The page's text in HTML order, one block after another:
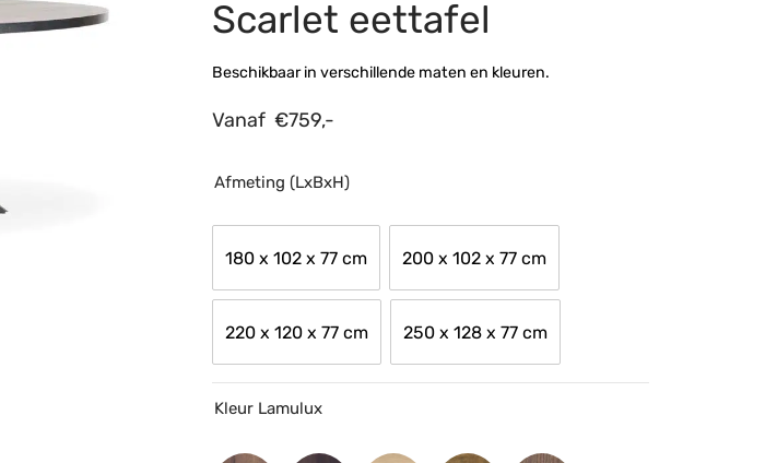
Scarlet eettafel
Beschikbaar in verschillende maten en kleuren.
Vanaf €759,-
Afmeting (LxBxH)
180 x 102 x 77 cm 200 x 102 x 77 cm
220 x 120 x 77 cm 250 x 128 x 77 cm
Kleur Lamulux